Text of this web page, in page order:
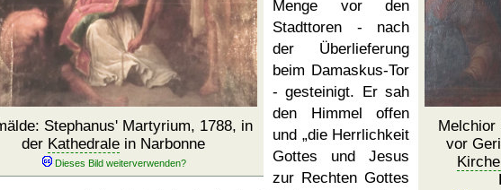
Stephanus' Martyrium, 1788, in
der Kathedrale in Narbonne
Melchior
vor
Menge vor den
Stadttoren - nach
der Überlieferung
beim Damaskus-Tor
- gesteinigt. Er sah
den Himmel offen
und
die Herrlichkeit
Gottes und Jesus
zur Rechten Gottes